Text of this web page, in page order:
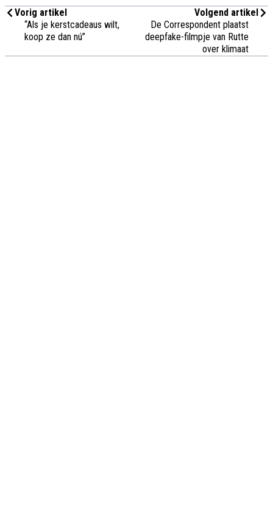
Vorig artikel
“Als je kerstcadeaus wilt,
koop ze dan nú”
Volgend artikel
De Correspondent plaatst
deepfake-filmpje van Rutte
over klimaat